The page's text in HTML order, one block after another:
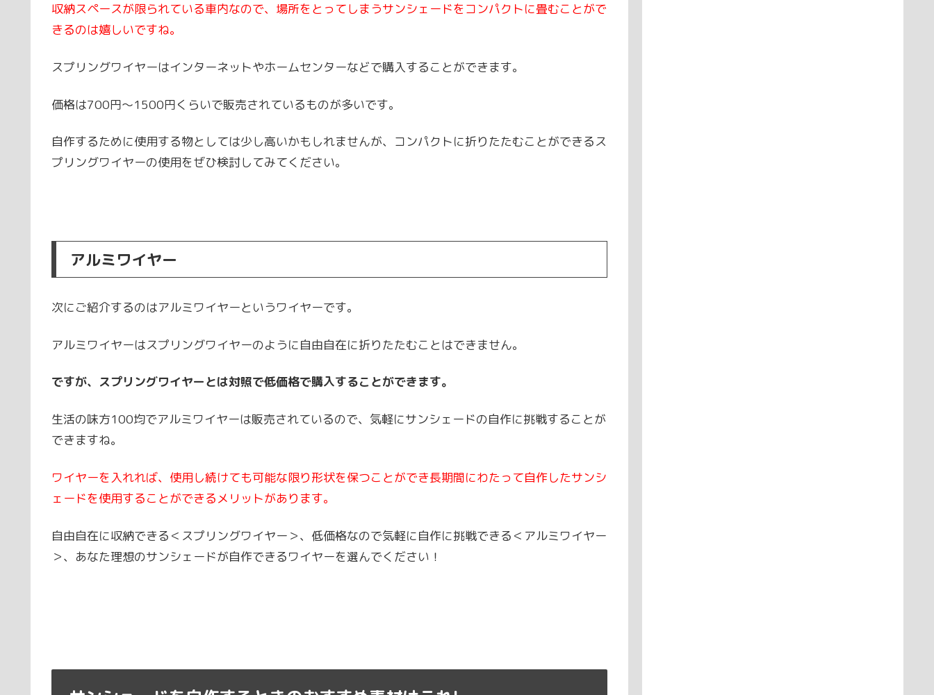
収納スペースが限られている車内なので、場所をとってしまうサンシェードをコンパクトに畳むことがで
きるのは嬉しいですね。
スプリングワイヤーはインターネットやホームセンターなどで購入することができます。
価格は700円～1500円くらいで販売されているものが多いです。
自作するために使用する物としては少し高いかもしれませんが、コンパクトに折りたたむことができるス
プリングワイヤーの使用をぜひ検討してみてください。
アルミワイヤー
次にご紹介するのはアルミワイヤーというワイヤーです。
アルミワイヤーはスプリングワイヤーのように自由自在に折りたたむことはできません。
ですが、スプリングワイヤーとは対照で低価格で購入することができます。
生活の味方100均でアルミワイヤーは販売されているので、気軽にサンシェードの自作に挑戦することが
できますね。
ワイヤーを入れれば、使用し続けても可能な限り形状を保つことができ長期間にわたって自作したサンシ
ェードを使用することができるメリットがあります。
自由自在に収納できる＜スプリングワイヤー＞、低価格なので気軽に自作に挑戦できる＜アルミワイヤー
＞、あなた理想のサンシェードが自作できるワイヤーを選んでください！